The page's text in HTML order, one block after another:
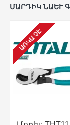
ՄԱՐԴԻԿ ՆԱԵՒ
ԱՌԿԱ ՉԷ